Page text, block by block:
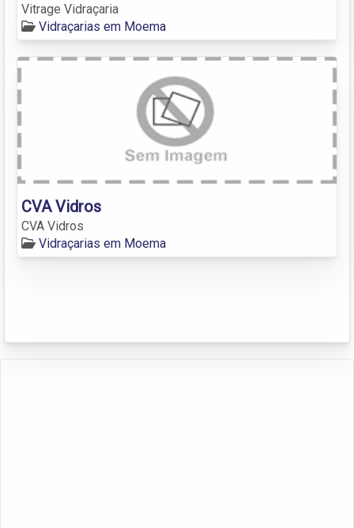
Vitrage Vidraçaria
Vidraçarias em Moema
CVA Vidros
CVA Vidros
Vidraçarias em Moema